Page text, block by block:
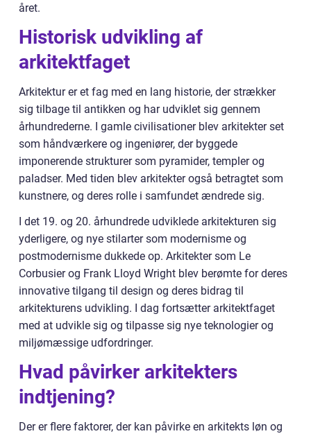
året.
Historisk udvikling af
arkitektfaget
Arkitektur er et fag med en lang historie, der strækker
sig tilbage til antikken og har udviklet sig gennem
århundrederne. I gamle civilisationer blev arkitekter set
som håndværkere og ingeniører, der byggede
imponerende strukturer som pyramider, templer og
paladser. Med tiden blev arkitekter også betragtet som
kunstnere, og deres rolle i samfundet ændrede sig.
I det 19. og 20. århundrede udviklede arkitekturen sig
yderligere, og nye stilarter som modernisme og
postmodernisme dukkede op. Arkitekter som Le
Corbusier og Frank Lloyd Wright blev berømte for deres
innovative tilgang til design og deres bidrag til
arkitekturens udvikling. I dag fortsætter arkitektfaget
med at udvikle sig og tilpasse sig nye teknologier og
miljømæssige udfordringer.
Hvad påvirker arkitekters
indtjening?
Der er flere faktorer, der kan påvirke en arkitekts løn og